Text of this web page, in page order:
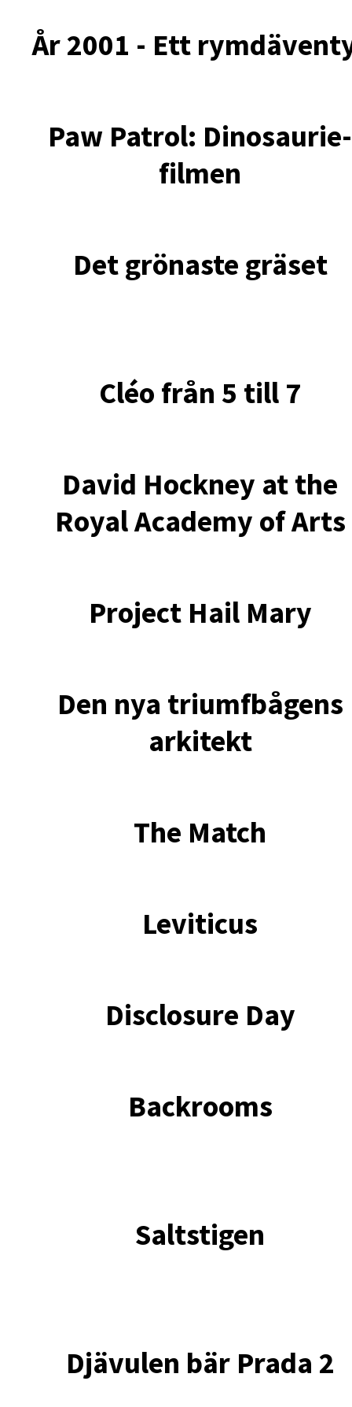
År 2001 - Ett
Paw Patrol: Dinosaurie-
filmen
Det grönaste gräset
Cléo från 5 till 7
David Hockney at the
Royal Academy of Arts
Project Hail Mary
Den nya triumfbågens
arkitekt
The Match
Leviticus
Disclosure Day
Backrooms
Saltstigen
Djävulen bär Prada 2